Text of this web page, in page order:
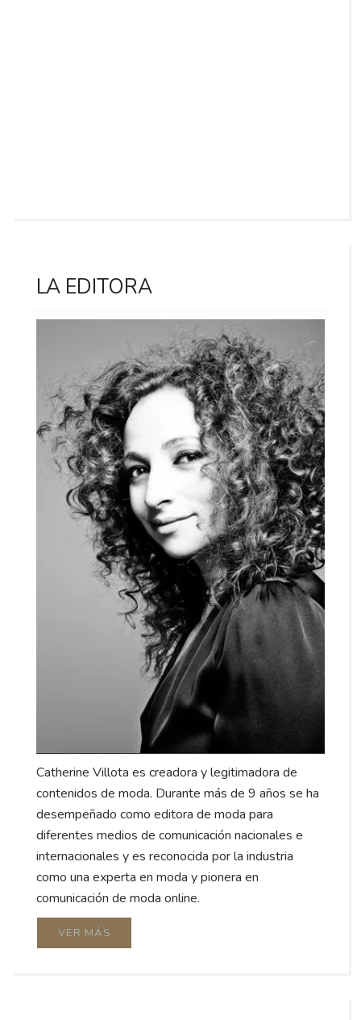
LA EDITORA
Catherine Villota es creadora y legitimadora de
contenidos de moda. Durante más de 9 años se ha
desempeñado como editora de moda para
diferentes medios de comunicación nacionales e
internacionales y es reconocida por la industria
como una experta en moda y pionera en
comunicación de moda online.
VER MÁS